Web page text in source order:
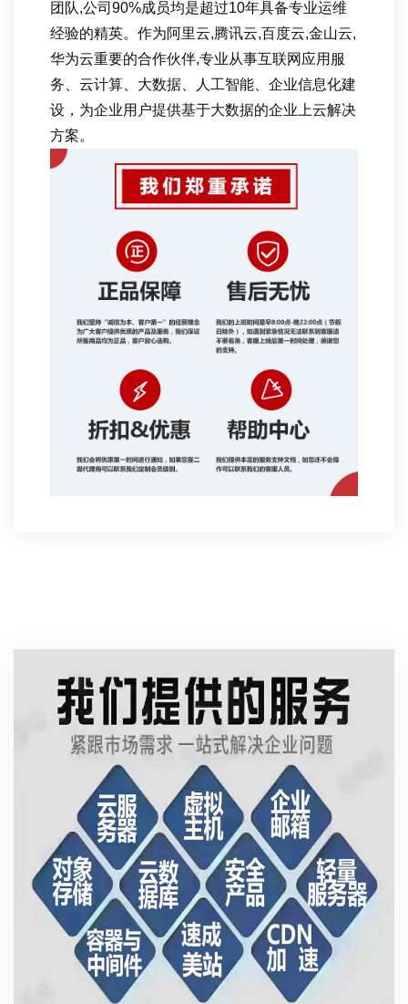
团队,公司90%成员均是超过10年具备专业运维
经验的精英。作为阿里云,腾讯云,百度云,金山云,
华为云重要的合作伙伴,专业从事互联网应用服
务、云计算、大数据、人工智能、企业信息化建
设，为企业用户提供基于大数据的企业上云解决
方案。